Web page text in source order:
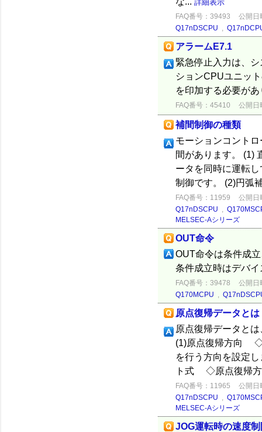
詳細表示
FAQ番号：39493
公開日
Q17nDSCPU ,
アラームE7.1
緊急停止入力は、
ションCPUユニッ
を印加する必要が
FAQ番号：45410 公開日
補間制御の種類
モーションコント
間があります。 (1)
ータを同時に運転
制御です。 (2)円弧
FAQ番号：11959
公開日
Q17nDSCPU ,
MELSEC-Aシリーズ
OUT命令
OUT命令は条件成
条件成立時はデバ
FAQ番号：39478
公開日
Q170MCPU ,
原点復帰データとは
原点復帰データと
(1)原点復帰方向 ◇
を行う方向を設定
ト式 ◇原点復帰
FAQ番号：11965
公開日
Q17nDSCPU ,
MELSEC-Aシリーズ
JOG運転時の速度